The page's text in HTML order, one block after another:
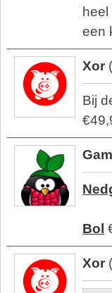
een
Xor (
Bij
Bol
Xor (